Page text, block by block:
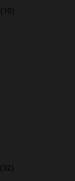
(10)
(32)